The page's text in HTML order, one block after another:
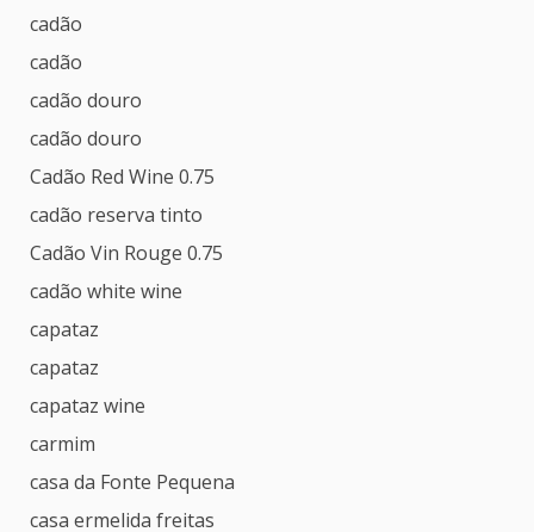
cadão
cadão
cadão douro
cadão douro
Cadão Red Wine 0.75
cadão reserva tinto
Cadão Vin Rouge 0.75
cadão white wine
capataz
capataz
capataz wine
carmim
casa da Fonte Pequena
casa ermelida freitas